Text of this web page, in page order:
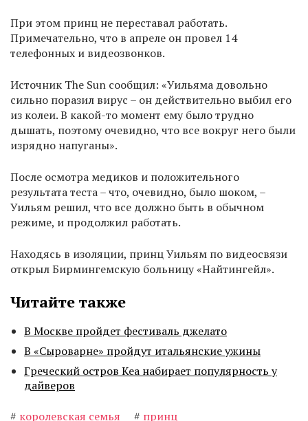
При этом принц не переставал работать.
Примечательно, что в апреле он провел 14
телефонных и видеозвонков.
Источник The Sun сообщил: «Уильяма довольно
сильно поразил вирус – он действительно выбил его
из колеи. В какой-то момент ему было трудно
дышать, поэтому очевидно, что все вокруг него были
изрядно напуганы».
После осмотра медиков и положительного
результата теста – что, очевидно, было шоком, –
Уильям решил, что все должно быть в обычном
режиме, и продолжил работать.
Находясь в изоляции, принц Уильям по видеосвязи
открыл Бирмингемскую больницу «Найтингейл».
Читайте также
В Москве пройдет фестиваль джелато
В «Сыроварне» пройдут итальянские ужины
Греческий остров Кеа набирает популярность у
дайверов
# королевская семья # принц